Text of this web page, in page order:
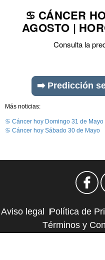
♋ CÁNCER
AGOSTO |
Consulta la
➡️ Predicción
Más noticias:
♋ Cáncer hoy Domingo 31 de Mayo
♋ Cáncer hoy Sábado 30 de Mayo
Aviso legal Política de
Términos y